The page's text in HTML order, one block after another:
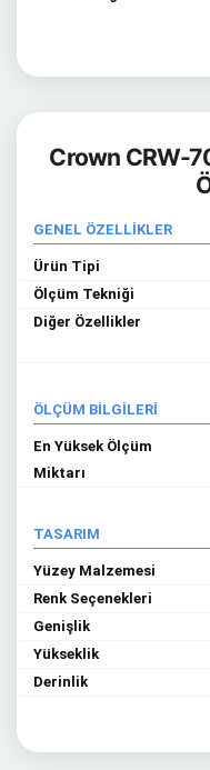
Crown CRW-
GENEL ÖZELLİKLER
Ürün Tipi
Ölçüm Tekniği
Diğer Özellikler
ÖLÇÜM BİLGİLERİ
En Yüksek Ölçüm
Miktarı
TASARIM
Yüzey Malzemesi
Renk Seçenekleri
Genişlik
Yükseklik
Derinlik